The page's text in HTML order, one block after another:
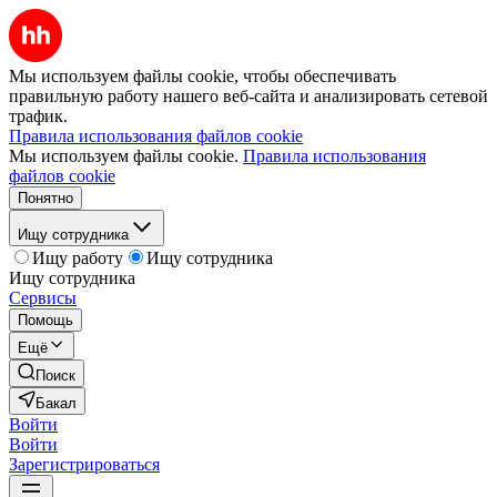
Мы используем файлы cookie, чтобы обеспечивать
правильную работу нашего веб-сайта и анализировать сетевой
трафик.
Правила использования файлов cookie
Мы используем файлы cookie. Правила использования
файлов cookie
Понятно
Ищу сотрудника
Ищу работу
Ищу сотрудника
Ищу сотрудника
Сервисы
Помощь
Ещё
Поиск
Бакал
Войти
Войти
Зарегистрироваться